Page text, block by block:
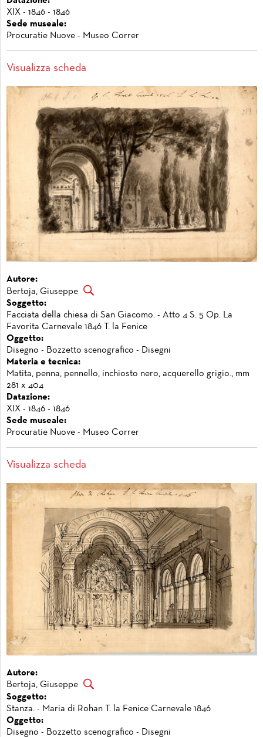
XIX - 1846 - 1846
Sede museale:
Procuratie Nuove - Museo Correr
Visualizza scheda
Autore:
Bertoja, Giuseppe
Soggetto:
Facciata della chiesa di San Giacomo. - Atto 4 S. 5 Op. La
Favorita Carnevale 1846 T. la Fenice
Oggetto:
Disegno - Bozzetto scenografico - Disegni
Materia e tecnica:
Matita, penna, pennello, inchiosto nero, acquerello grigio., mm
281 x 404
Datazione:
XIX - 1846 - 1846
Sede museale:
Procuratie Nuove - Museo Correr
Visualizza scheda
Autore:
Bertoja, Giuseppe
Soggetto:
Stanza. - Maria di Rohan T. la Fenice Carnevale 1846
Oggetto:
Disegno - Bozzetto scenografico - Disegni